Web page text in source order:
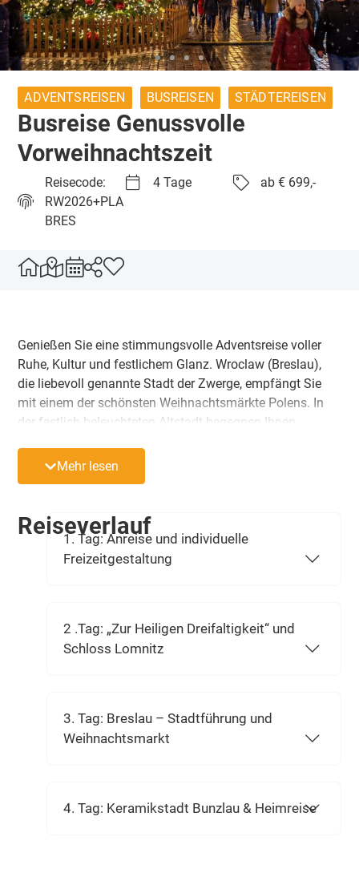
ADVENTSREISEN BUSREISEN STÄDTEREISEN
Busreise Genussvolle
Vorweihnachtszeit
Reisecode:
RW2026+PLA
BRES
4 Tage ab € 699,-
Genießen Sie eine stimmungsvolle Adventsreise voller
Ruhe, Kultur und festlichem Glanz. Wroclaw (Breslau),
die liebevoll genannte Stadt der Zwerge, empfängt Sie
mit einem der schönsten Weihnachtsmärkte Polens. In
der festlich beleuchteten Altstadt begegnen Ihnen
Geschenkezwerg „Prezentus“. Ein feierliches
Orgelkonzert in der Friedenskirche von Schweidnitz
mit örtlicher Reiseleitung, ausgewählte Ausflüge sowie
ein komfortables, zentral gelegenes Hotel machen diese
Reise zu einem besonderen Erlebnis der
Mehr lesen
Reiseverlauf
1. Tag: Anreise und individuelle
Freizeitgestaltung
2 .Tag: „Zur Heiligen Dreifaltigkeit“ und
Schloss Lomnitz
3. Tag: Breslau – Stadtführung und
Weihnachtsmarkt
4. Tag: Keramikstadt Bunzlau & Heimreise